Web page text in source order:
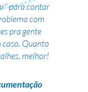
para contar
com
pra gente
caso. Quanto
melhor!